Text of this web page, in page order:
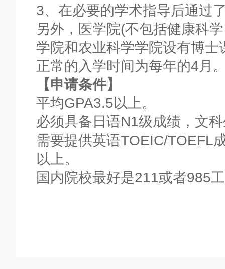
3、在必要的学术指导后通过
另外，医学院(不包括健康科
学院和农业科学学院设有博
正常的入学时间为每年的4月
【申请条件】
平均GPA3.5以上。
必须具备日语N1级成绩，文
需要提供英语TOEIC/TOEFL
以上。
国内院校最好是211或者985